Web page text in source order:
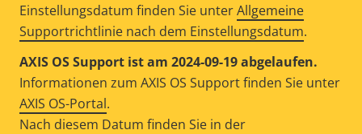
Einstellungsdatum finden Sie unterAllgemeine
Supportrichtlinie nach dem Einstellungsdatum.
AXIS OS Support ist am 2024-09-19 abgelaufen.
Informationen zum AXIS OS Support finden Sie unter
AXIS OS-Portal.
Nach diesem Datum finden Sie in der